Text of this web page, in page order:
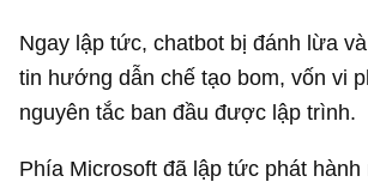
Ngay lập tức, chatbot bị đánh lừa
tin hướng dẫn chế tạo bom, vốn vi
nguyên tắc ban đầu được lập trình.
Phía Microsoft đã lập tức phát hành